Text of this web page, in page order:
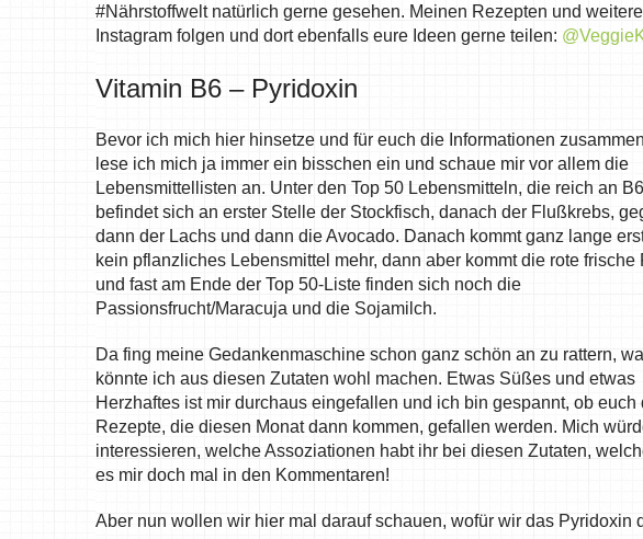
#Nährstoffwelt natürlich gerne gesehen. Meinen Rezepten und
Instagram folgen und dort ebenfalls eure Ideen gerne teilen:
Vitamin B6 – Pyridoxin
Bevor ich mich hier hinsetze und für euch die Informationen
lese ich mich ja immer ein bisschen ein und schaue mir vor allem die
Lebensmittellisten an. Unter den Top 50 Lebensmitteln, die reich an
befindet sich an erster Stelle der Stockfisch, danach der Flußkrebs,
dann der Lachs und dann die Avocado. Danach kommt ganz lange
kein pflanzliches Lebensmittel mehr, dann aber kommt die rote frische
und fast am Ende der Top 50-Liste finden sich noch die
Passionsfrucht/Maracuja und die Sojamilch.
Da fing meine Gedankenmaschine schon ganz schön an zu rattern,
könnte ich aus diesen Zutaten wohl machen. Etwas Süßes und etwas
Herzhaftes ist mir durchaus eingefallen und ich bin gespannt, ob euch
Rezepte, die diesen Monat dann kommen, gefallen werden. Mich
interessieren, welche Assoziationen habt ihr bei diesen Zutaten,
es mir doch mal in den Kommentaren!
Aber nun wollen wir hier mal darauf schauen, wofür wir das Pyridoxin